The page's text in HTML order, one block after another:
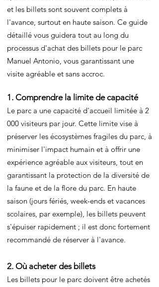
et les billets sont souvent complets à
l'avance, surtout en haute saison. Ce guide
détaillé vous guidera tout au long du
processus d'achat des billets pour le parc
Manuel Antonio, vous garantissant une
visite agréable et sans accroc.
1. Comprendre la limite de capacité
Le parc a une capacité d'accueil limitée à 2
000 visiteurs par jour. Cette limite vise à
préserver les écosystèmes fragiles du parc, à
minimiser l'impact humain et à offrir une
expérience agréable aux visiteurs, tout en
garantissant la protection de la diversité de
la faune et de la flore du parc. En haute
saison (jours fériés, week-ends et vacances
scolaires, par exemple), les billets peuvent
s'épuiser rapidement ; il est donc fortement
recommandé de réserver à l'avance.
2. Où acheter des billets
Les billets pour le parc doivent être achetés